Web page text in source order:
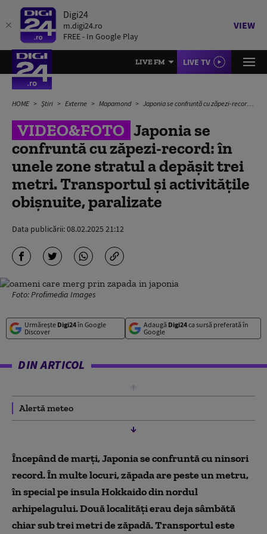
Digi24
m.digi24.ro
FREE - In Google Play
VIEW
LIVE FM LIVE TV
HOME Știri Externe Mapamond Japonia se confruntă cu zăpezi-record: în unele zone stratul a depășit trei metri. Transportul și activitățile obișnuite, paralizate
VIDEO&FOTO Japonia se
confruntă cu zăpezi-record: în
unele zone stratul a depășit trei
metri. Transportul și activitățile
obișnuite, paralizate
Data publicării:08.02.2025 21:12
Foto: Profimedia Images
Urmărește Digi24în Google
Discover
Adaugă Digi24ca sursă preferată în
Google
DIN ARTICOL
Alertă meteo
Începând de marţi, Japonia se confruntă cu ninsori
record. În multe locuri, zăpada are peste un metru,
în special pe insula Hokkaido din nordul
arhipelagului. Două localităţi erau deja sâmbătă
chiar sub trei metri de zăpadă. Transportul este